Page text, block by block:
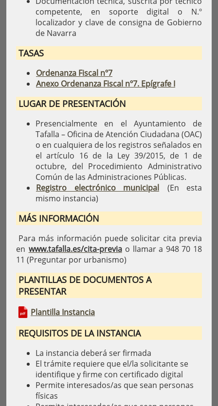
competente, en soporte digital o N.º
localizador y clave de consigna de Gobierno
de Navarra
TASAS
Ordenanza Fiscal nº7
Anexo Ordenanza Fiscal nº7. Epígrafe I
LUGAR DE PRESENTACIÓN
Presencialmente en el Ayuntamiento de
Tafalla – Oficina de Atención Ciudadana (OAC)
o en cualquiera de los registros señalados en
el artículo 16 de la Ley 39/2015, de 1 de
octubre, del Procedimiento Administrativo
Común de las Administraciones Públicas.
Registro electrónico municipal (En esta
mismo instancia)
MÁS INFORMACIÓN
Para más información puede solicitar cita previa
en www.tafalla.es/cita-previa o llamar a 948 70 18
11 (Preguntar por urbanismo)
PLANTILLAS DE DOCUMENTOS A
PRESENTAR
Plantilla Instancia
REQUISITOS DE LA INSTANCIA
La instancia deberá ser firmada
El trámite requiere que el/la solicitante se
identifique y firme con certificado digital
Permite interesados/as que sean personas
físicas